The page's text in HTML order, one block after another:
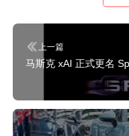
上一篇
马斯克 xAI 正式更名